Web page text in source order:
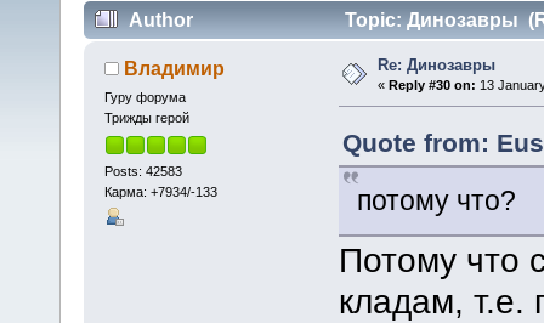
Author Topic: Динозавры
Владимир
Гуру форума
Трижды герой
Posts: 42583
Карма: +7934/-133
Re: Динозавры
«Reply #30 on: 13
Quote from:
потому что?
Потому что
кладам,